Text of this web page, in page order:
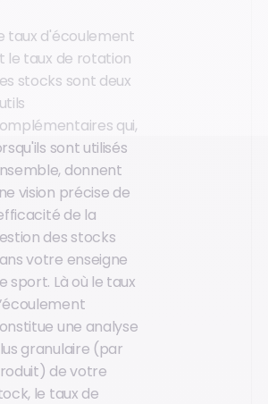
taux d'écoulement
le taux de rotation
stocks sont deux
qui,
sont utilisés
donnent
vision précise de
de la
des stocks
votre enseigne
sport. Là où le taux
une analyse
granulaire (par
de votre
le taux de